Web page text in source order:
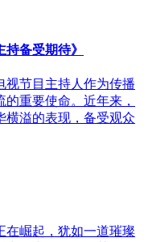
持备受期待》
视节目主持人作为传播
重要使命。近年来，
横溢的表现，备受观众
在崛起，犹如一道璀璨